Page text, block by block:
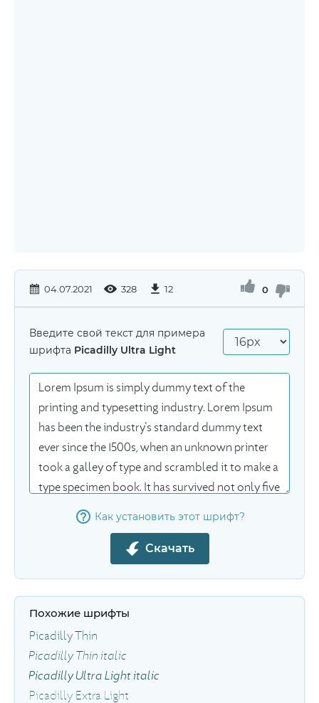
04.07.2021 328 12 0
Введите свой текст для примера
шрифта Picadilly Ultra Light
Как установить этот шрифт?
Скачать
Похожие шрифты
Picadilly Thin
Picadilly Thin italic
Picadilly Ultra Light italic
Picadilly Extra Light